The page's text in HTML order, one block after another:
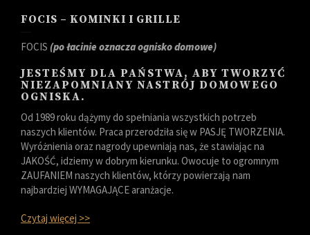
FOCIS – KOMINKI I GRILLE
FOCIS (po łacinie oznacza ognisko domowe)
JESTEŚMY DLA PAŃSTWA, ABY TWORZYĆ
NIEZAPOMNIANY NASTRÓJ DOMOWEGO
OGNISKA.
Od 1989 roku dążymy do spełniania wszystkich potrzeb
naszych klientów. Praca przerodziła się w PASJĘ TWORZENIA.
Wyróżnienia oraz nagrody upewniają nas, że stawiając na
JAKOŚĆ, idziemy w dobrym kierunku. Owocuje to ogromnym
ZAUFANIEM naszych klientów, którzy powierzają nam
najbardziej WYMAGAJĄCE aranżacje.
Czytaj więcej >>